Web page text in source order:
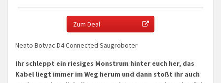
Zum Deal
Neato Botvac D4 Connected Saugroboter
Ihr schleppt ein riesiges Monstrum hinter euch her, das
Kabel liegt immer im Weg herum und dann stoßt ihr auch